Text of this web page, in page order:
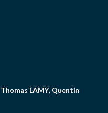
Thomas LAMY, Quentin